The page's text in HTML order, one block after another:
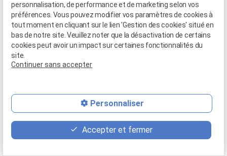
Bouches du Rhône
Un accident routier avec des animaux sauvages survient
souvent sans prévenir. Chevreuil, sanglier, lièvre ou autre gibier
peuvent provoquer une collision lourde de conséquences.
Voir cette actualité
personnalisation, de performance et de marketing selon vos
préférences. Vous pouvez modifier vos paramètres de cookies à
tout moment en cliquant sur le lien 'Gestion des cookies' situé en
bas de notre site. Veuillez noter que la désactivation de certains
cookies peut avoir un impact sur certaines fonctionnalités du
site.
Continuer sans accepter
Personnaliser
Accepter et fermer